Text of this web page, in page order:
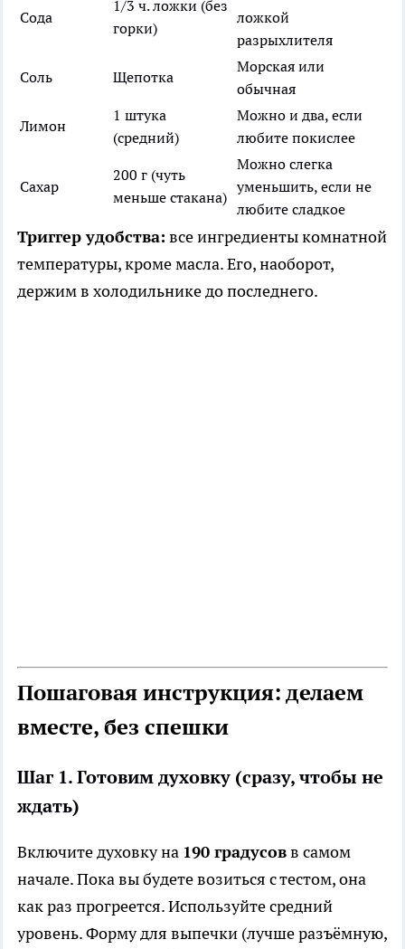
Сода
1/3 ч. ложки (без
горки)
ложкой
разрыхлителя
Соль Щепотка
Морская или
обычная
Лимон
1 штука
(средний)
Можно и два, если
любите покислее
Сахар
200 г (чуть
меньше стакана)
Можно слегка
уменьшить, если не
любите сладкое
Триггер удобства: все ингредиенты комнатной
температуры, кроме масла. Его, наоборот,
держим в холодильнике до последнего.
Пошаговая инструкция: делаем
вместе, без спешки
Шаг 1. Готовим духовку (сразу, чтобы не
ждать)
Включите духовку на 190 градусовв самом
начале. Пока вы будете возиться с тестом, она
как раз прогреется. Используйте средний
уровень. Форму для выпечки (лучше разъёмную,